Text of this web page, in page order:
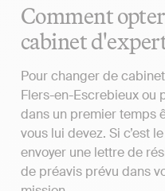
Comment
cabinet
Pour changer de
Flers-en-Escrebieux ou
dans un premier temps
vous lui devez. Si c’est
envoyer une lettre de
de préavis prévu dans